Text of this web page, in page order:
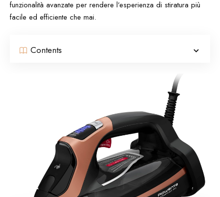
funzionalità avanzate per rendere l’esperienza di stiratura più
facile ed efficiente che mai.
Contents